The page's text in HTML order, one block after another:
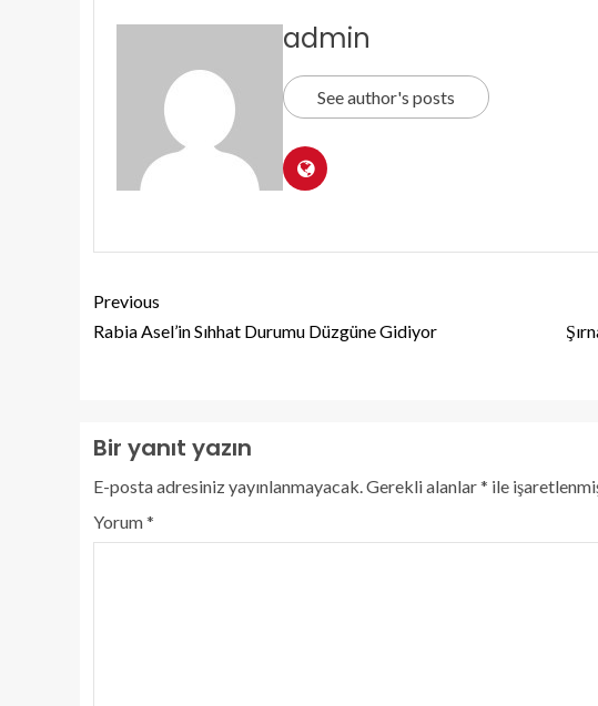
admin
See author's posts
Previous
Rabia Asel’in Sıhhat Durumu Düzgüne Gidiyor
Bir yanıt yazın
E-posta adresiniz yayınlanmayacak. Gerekli alanlar* ile
Yorum*